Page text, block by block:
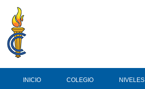
INICIO COLEGIO NIVELES